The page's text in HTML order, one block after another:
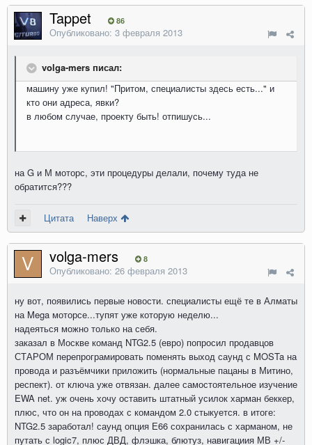
Tappet 86
Опубликовано: 3 февраля 2013
volga-mers писал:
машину уже купил! "Притом, специалисты здесь есть..." и
кто они адреса, явки?
в любом случае, проекту быть! отпишусь...
на G и М моторс, эти процедуры делали, почему туда не
обратится???
Цитата Наверх
volga-mers 8
Опубликовано: 26 февраля 2013
ну вот, появились первые новости. специалисты ещё те в Алматы
на Mega моторсе...тупят уже которую неделю...
надеяться можно только на себя.
заказал в Москве команд NTG2.5 (евро) попросил продавцов
СТАРОМ перепрограмировать поменять выход саунд с MOSTa на
провода и разъёмчики приложить (нормальные пацаны в Митино,
респект). от ключа уже отвязан. далее самостоятельное изучение
EWA net. уж очень хочу оставить штатный усилок харман беккер,
плюс, что он на проводах с командом 2.0 стыкуется. в итоге:
NTG2.5 заработал! саунд опция Е66 сохранилась с харманом, не
путать с logic7, плюс ДВД, флэшка, блютуз, навигациия МВ +/-